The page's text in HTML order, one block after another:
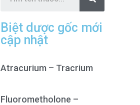
a
r
c
h
Biệt dược gốc mới
cập nhật
Atracurium – Tracrium
Fluorometholone –